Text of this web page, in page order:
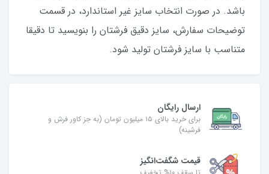
باشد. در صورت انتخاب سایز غیر استاندارد، در قسمت
توضیحات سفارش، سایز دقیق فرشتان را بنویسید تا دقیقا
متناسب با سایز فرشتان تولید شود.
ارسال رایگان
برای خرید بالای ۱۵ میلیون تومان (به جز کاور فرش و
فرشینه)
قیمت شگفت‌انگیز